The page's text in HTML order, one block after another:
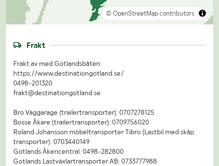
© OpenStreetMap contributors
Frakt
Frakt av med Gotlandsbåten:
https://www.destinationgotland.se/
0498-201320
frakt@destinationgotland.se
Bro Väggarage (trailertransporter): 0707278125
Bosse Åkare (trailertransporter): 0709756020
Roland Johansson möbeltransporter Tibro (Lastbil med skåp
transporter): 0703440149
Gotlands Åkericentral: 0498-282800
Gotlands Lastväxlartransporter AB: 0733777988